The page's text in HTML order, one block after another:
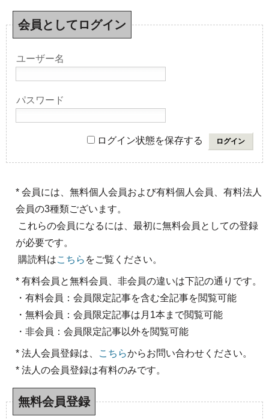
会員としてログイン
ユーザー名
パスワード
ログイン状態を保存する
* 会員には、無料個人会員および有料個人会員、有料法人
会員の3種類ございます。
これらの会員になるには、最初に無料会員としての登録
が必要です。
購読料はこちら をご覧ください。
* 有料会員と無料会員、非会員の違いは下記の通りです。
・有料会員：会員限定記事を含む全記事を閲覧可能
・無料会員：会員限定記事は月1本まで閲覧可能
・非会員：会員限定記事以外を閲覧可能
* 法人会員登録は、 こちらからお問い合わせください。
* 法人の会員登録は有料のみです。
無料会員登録